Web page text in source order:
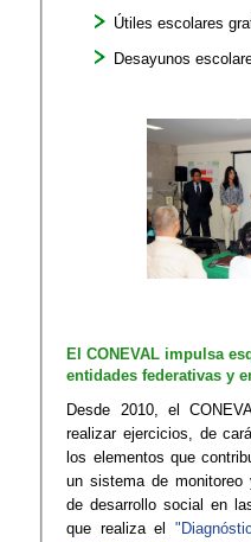
Útiles escolares
Desayunos
El CONEVAL impulsa
entidades federativas y
Desde 2010, el
realizar ejercicios, de
los elementos que
un sistema de monitoreo
de desarrollo social en
que realiza el